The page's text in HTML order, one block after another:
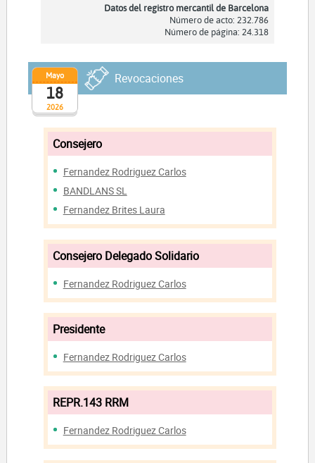
Datos del registro mercantil de Barcelona
Número de acto: 232.786
Número de página: 24.318
2026
Mayo
18
Revocaciones
Consejero
Fernandez Rodriguez Carlos
BANDLANS SL
Fernandez Brites Laura
Consejero Delegado Solidario
Fernandez Rodriguez Carlos
Presidente
Fernandez Rodriguez Carlos
REPR.143 RRM
Fernandez Rodriguez Carlos